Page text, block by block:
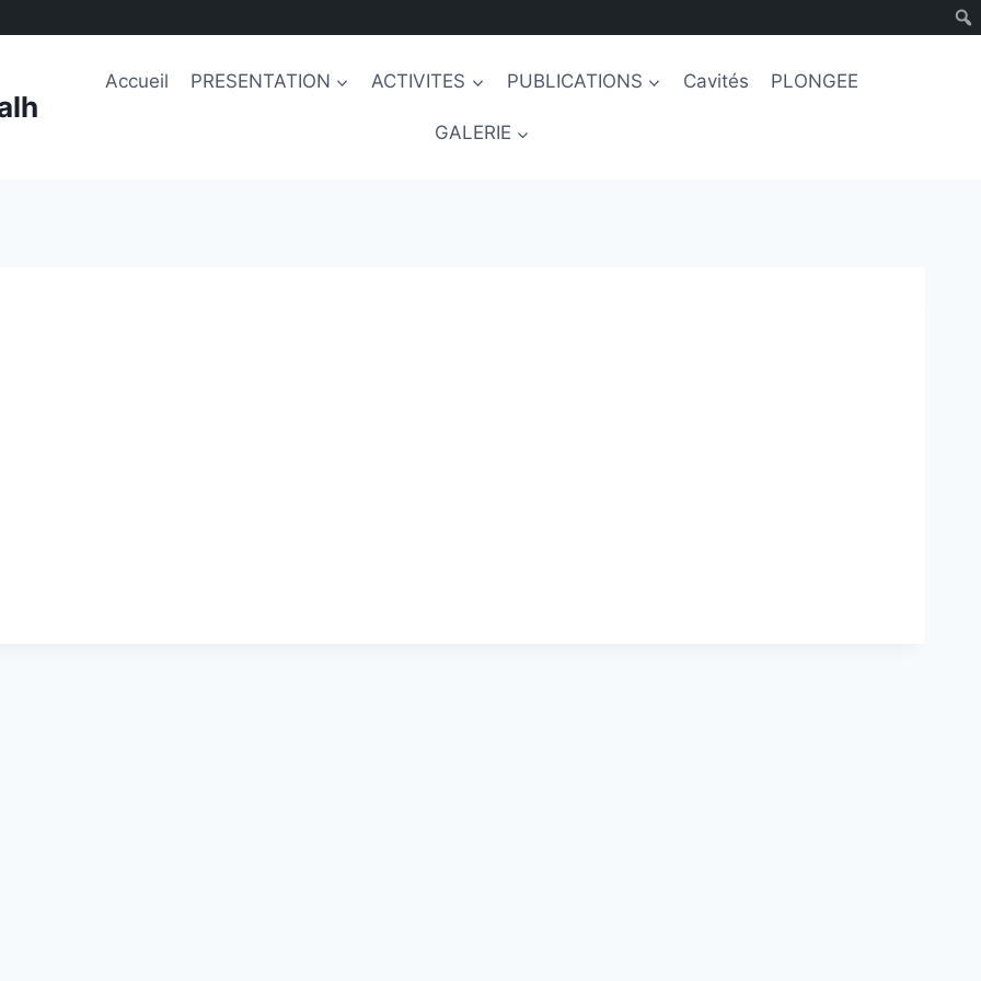
Accueil PRESENTATION ACTIVITES PUBLICATIONS Cavités PLONGEE
GALERIE